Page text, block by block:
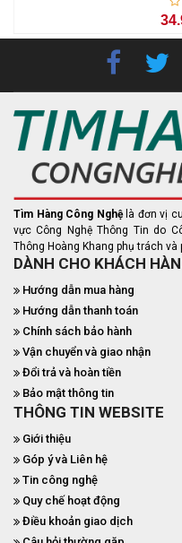
Tìm Hàng Công Nghệ là đơn vị
vực Công Nghệ Thông Tin do
Thông Hoàng Khang phụ trách và
DÀNH CHO KHÁCH
Hướng dẫn mua hàng
Hướng dẫn thanh toán
Chính sách bảo hành
Vận chuyển và giao nhận
Đổi trả và hoàn tiền
Bảo mật thông tin
THÔNG TIN WEBSITE
Giới thiệu
Góp ý và Liên hệ
Tin công nghệ
Quy chế hoạt động
Điều khoản giao dịch